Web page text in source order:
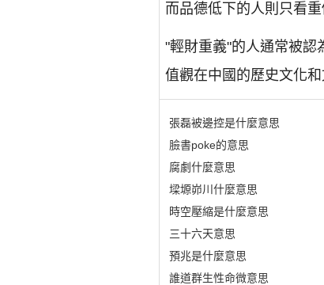
而品德低下的人則只看重
"輕財重義"的人通常被認
值觀在中國的歷史文化
張磊被邊控是什麼意思
臉書poke的意思
腐劇什麼意思
墚塬峁川什麼意思
時空壓縮是什麼意思
三十六天意思
預兆是什麼意思
誰道群生性命微意思